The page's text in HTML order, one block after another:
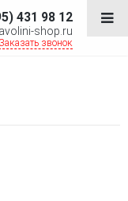
431 98 12
shop.ru
Заказать звонок